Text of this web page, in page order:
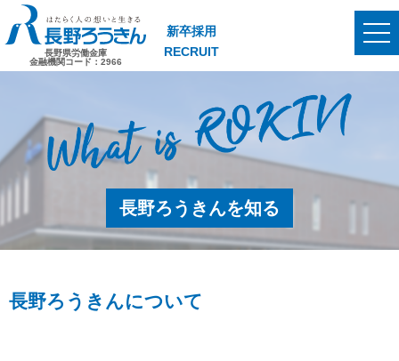
長野ろうきん
長野県労働金庫
金融機関コード：2966
新卒採用
RECRUIT
長野ろうきんを知る
長野ろうきんについて